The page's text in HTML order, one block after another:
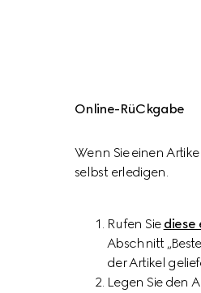
Online-RüCkgabe
Wenn Sie einen
selbst erledigen.
Rufen Sie diese
Abschnitt
der Artikel
Legen Sie den